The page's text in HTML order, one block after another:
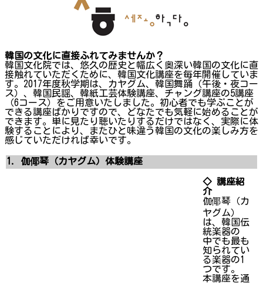
韓国の文化に直接ふれてみませんか？
韓国文化院では、悠久の歴史と幅広く奥深い韓国の文化に直
接触れていただくために、韓国文化講座を毎年開催していま
す。2017年度秋学期は、カヤグム、韓国舞踊（午後・夜コー
ス）、韓国民謡、韓紙工芸体験講座、チャング講座の5講座
（6コース）をご用意いたしました。初心者でも学ぶことが
できる講座ばかりですので、どなたでも気軽に始めることが
できます。単に見たり聴いたりするだけではなく、実際に体
験することにより、またひと味違う韓国の文化の楽しみ方を
感じていただければ幸いです。
1. 伽倻琴（カヤグム）体験講座
◇ 講座紹
介
伽倻琴（カ
ヤグム）
は、韓国伝
統楽器の
中でも最も
知られてい
る楽器の1
つです。
本講座を通